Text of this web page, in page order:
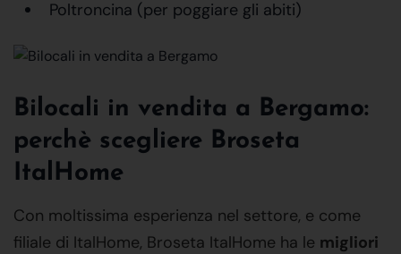
Poltroncina (per poggiare gli abiti)
Bilocali in vendita a Bergamo:
perchè scegliere Broseta
ItalHome
Con moltissima esperienza nel settore, e come
filiale di ItalHome, Broseta ItalHome ha le migliori